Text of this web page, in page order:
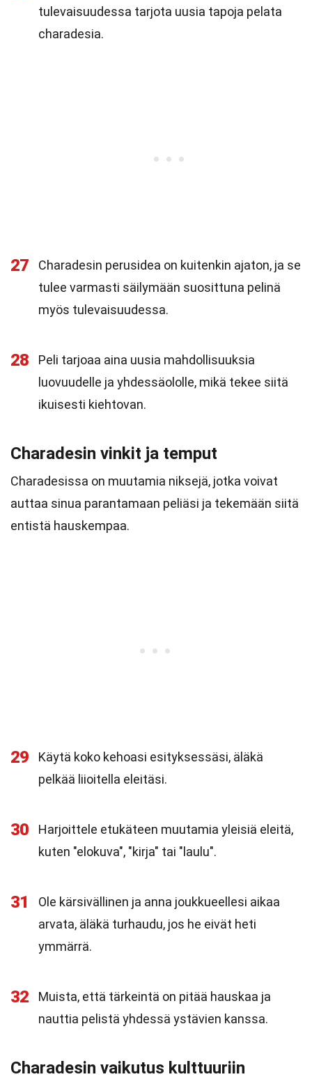
tulevaisuudessa tarjota uusia tapoja pelata
charadesia.
27
Charadesin perusidea on kuitenkin ajaton, ja se
tulee varmasti säilymään suosittuna pelinä
myös tulevaisuudessa.
28
Peli tarjoaa aina uusia mahdollisuuksia
luovuudelle ja yhdessäololle, mikä tekee siitä
ikuisesti kiehtovan.
Charadesin vinkit ja temput
Charadesissa on muutamia niksejä, jotka voivat
auttaa sinua parantamaan peliäsi ja tekemään siitä
entistä hauskempaa.
29
Käytä koko kehoasi esityksessäsi, äläkä
pelkää liioitella eleitäsi.
30
Harjoittele etukäteen muutamia yleisiä eleitä,
kuten "elokuva", "kirja" tai "laulu".
31
Ole kärsivällinen ja anna joukkueellesi aikaa
arvata, äläkä turhaudu, jos he eivät heti
ymmärrä.
32
Muista, että tärkeintä on pitää hauskaa ja
nauttia pelistä yhdessä ystävien kanssa.
Charadesin vaikutus kulttuuriin